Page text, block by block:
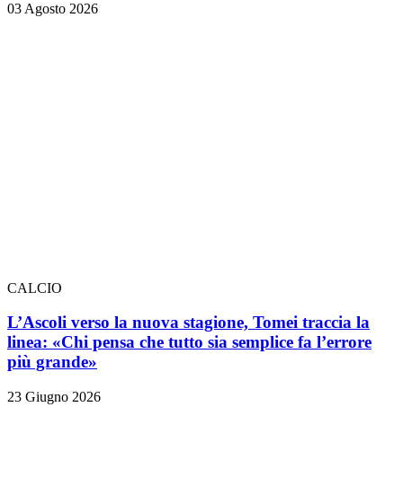
03 Agosto 2026
CALCIO
L’Ascoli verso la nuova stagione, Tomei traccia la
linea: «Chi pensa che tutto sia semplice fa l’errore
più grande»
23 Giugno 2026